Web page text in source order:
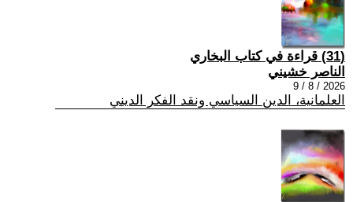
(31) قراءة في كتاب البخاري
الناصر خشيني
2026 / 8 / 9
العلمانية، الدين السياسي ونقد الفكر الديني